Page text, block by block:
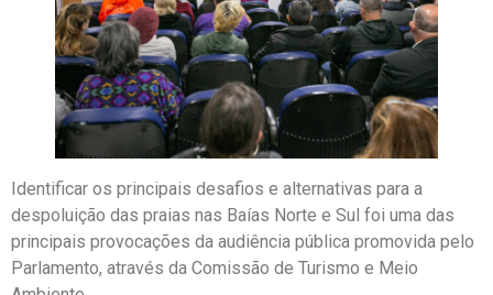
Identificar os principais desafios e alternativas para a
despoluição das praias nas Baías Norte e Sul foi uma das
principais provocações da audiência pública promovida pelo
Parlamento, através da Comissão de Turismo e Meio